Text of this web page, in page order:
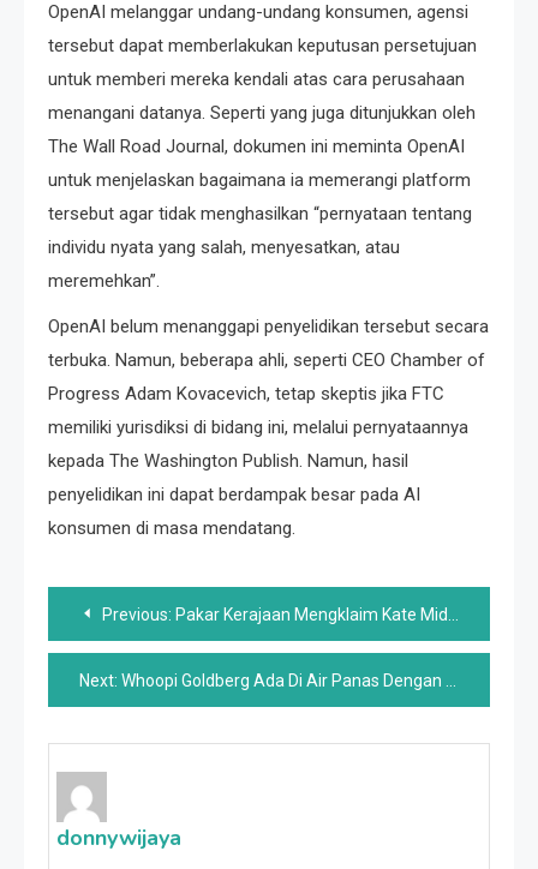
OpenAI melanggar undang-undang konsumen, agensi
tersebut dapat memberlakukan keputusan persetujuan
untuk memberi mereka kendali atas cara perusahaan
menangani datanya. Seperti yang juga ditunjukkan oleh
The Wall Road Journal, dokumen ini meminta OpenAI
untuk menjelaskan bagaimana ia memerangi platform
tersebut agar tidak menghasilkan “pernyataan tentang
individu nyata yang salah, menyesatkan, atau
meremehkan”.
OpenAI belum menanggapi penyelidikan tersebut secara
terbuka. Namun, beberapa ahli, seperti CEO Chamber of
Progress Adam Kovacevich, tetap skeptis jika FTC
memiliki yurisdiksi di bidang ini, melalui pernyataannya
kepada The Washington Publish. Namun, hasil
penyelidikan ini dapat berdampak besar pada AI
konsumen di masa mendatang.
Post
navigation
Previous: Pakar Kerajaan Mengklaim Kate Middleton Adalah Suara Nalar Dalam Pertengkaran Saudara Harry dan William
Next: Whoopi Goldberg Ada Di Air Panas Dengan Pemandangan Followers Over Sunny Hostin
donnywijaya